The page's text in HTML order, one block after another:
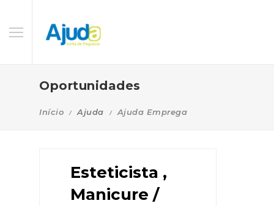
Oportunidades
Início Ajuda Ajuda Emprega
Esteticista ,
Manicure /